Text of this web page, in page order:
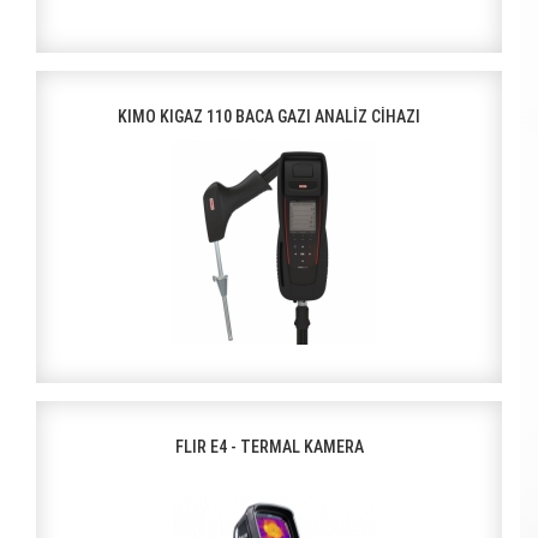
KIMO KIGAZ 110 BACA GAZI ANALİZ CİHAZI
FLIR E4 - TERMAL KAMERA